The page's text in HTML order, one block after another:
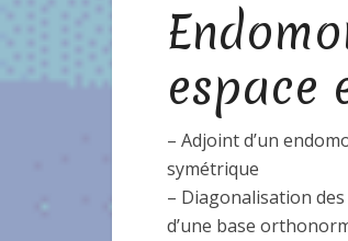
espace
– Adjoint d’un
symétrique
– Diagonalisation
d’une base